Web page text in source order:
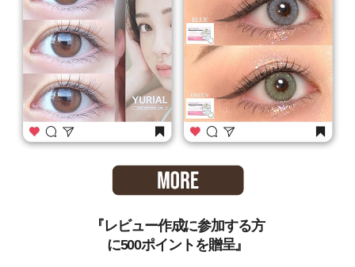
『レビュー作成に参加する方
に500ポイントを贈呈』